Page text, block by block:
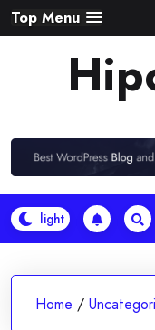
Skip
to
Top Menu
Home /